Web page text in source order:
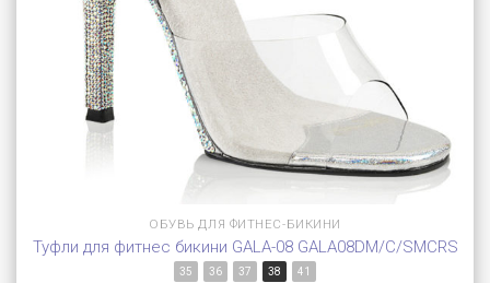
ОБУВЬ ДЛЯ ФИТНЕС-БИКИНИ
Туфли для фитнес бикини GALA-08 GALA08DM/C/SMCRS
35 36 37 38 41